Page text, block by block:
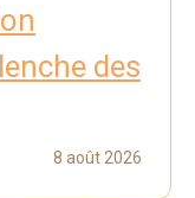
des
8 août 2026